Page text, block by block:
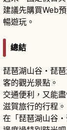
建議先購買Web
暢遊玩。
總結
琵琶湖山谷・琵
客的觀光景點。
交通便利，又能
滋賀旅行的行程。
在「琵琶湖山谷